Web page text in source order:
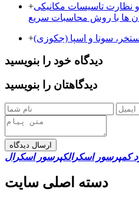
+نظارت تاسیسات مکانیکی
ها با روش محاسبات سریع
+سونا و اسپا (جکوزی)
دیدگاه خود را بنویسید
دیدگاهتان را بنویسید
ارسال دیدگاه
کمپرسور اسکرالکپرسور اسکرال
دسته اصلی سایت